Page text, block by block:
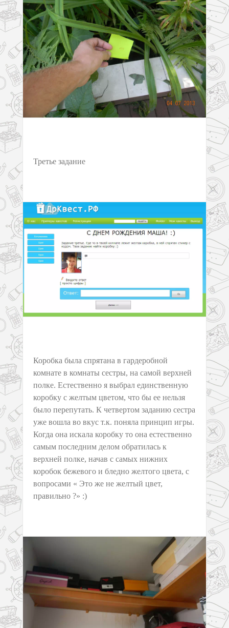
Третье задание
Коробка была спрятана в гардеробной
комнате в комнаты сестры, на самой верхней
полке. Естественно я выбрал единственную
коробку с желтым цветом, что бы ее нельзя
было перепутать. К четвертом заданию сестра
уже вошла во вкус т.к. поняла принцип игры.
Когда она искала коробку то она естественно
самым последним делом обратилась к
верхней полке, начав с самых нижних
коробок бежевого и бледно желтого цвета, с
вопросами « Это же не желтый цвет,
правильно ?» :)